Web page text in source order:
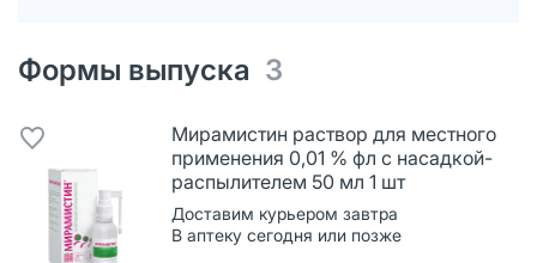
Формы выпуска 3
Мирамистин раствор для местного
применения 0,01 % фл с насадкой-
распылителем 50 мл 1 шт
Доставим курьером завтра
В аптеку сегодня или позже